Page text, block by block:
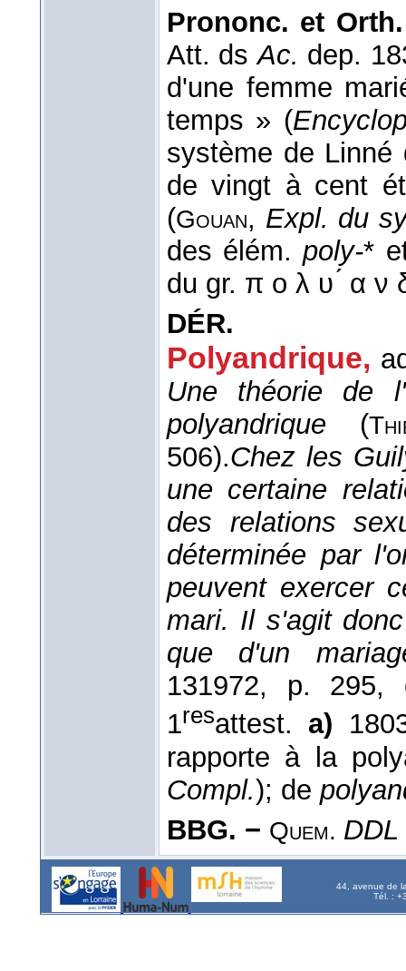
Prononc. et
Att. dsAc. dep.
d'une femme
temps » (
système de Linné
de vingt à cent
(Gouan, Expl. du
des élém.poly-*
du gr. π ο λ υ ́ α ν
DÉR.
Polyandrique,
Une théorie de
polyandrique (
506).Chez les
une certaine
des relations
déterminée par
peuvent exercer
mari. Il s'agit
que d'un
131972, p. 295,
1resattest. a)
rapporte à la
Compl.); de
BBG. − Quem. DDL
44, avenue de
Tél. :